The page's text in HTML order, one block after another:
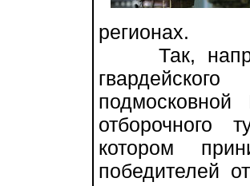
регионах.
Так,
подмосковной
отборочного
котором
победителей